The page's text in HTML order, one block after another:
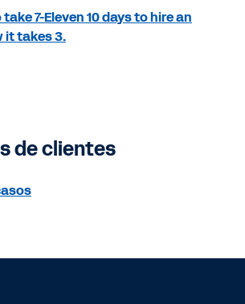
7-Eleven 10 days to hire an
it takes 3.
de clientes